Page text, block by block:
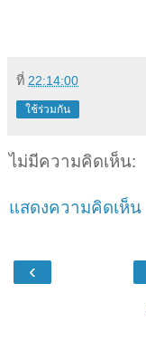
ที่ 22:14:00
ใช้ร่วมกัน
ไม่มีความคิดเห็น:
แสดงความคิดเห็น
‹